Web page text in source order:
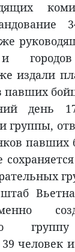
городов
издали
павших
день
группы,
человек